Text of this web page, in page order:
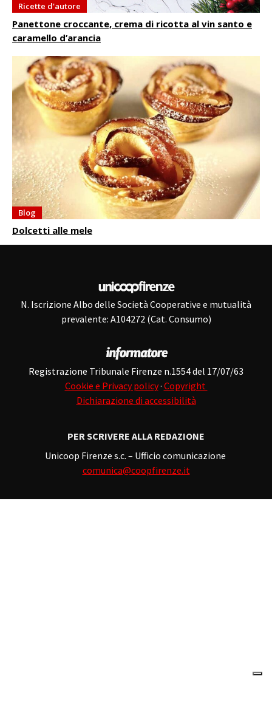
Ricette d'autore
Panettone croccante, crema di ricotta al vin santo e
caramello d’arancia
Blog
Dolcetti alle mele
N. Iscrizione Albo delle Società Cooperative e mutualità
prevalente: A104272 (Cat. Consumo)
Registrazione Tribunale Firenze n.1554 del 17/07/63
Cookie e Privacy policy· Copyright
Dichiarazione di accessibilità
PER SCRIVERE ALLA REDAZIONE
Unicoop Firenze s.c. – Ufficio comunicazione
comunica@coopfirenze.it